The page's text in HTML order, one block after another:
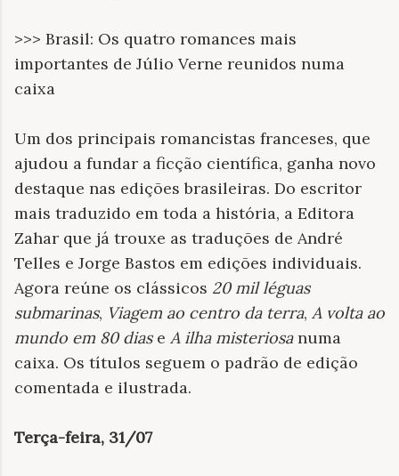
>>> Brasil: Os quatro romances mais
importantes de Júlio Verne reunidos numa
caixa
Um dos principais romancistas franceses, que
ajudou a fundar a ficção científica, ganha novo
destaque nas edições brasileiras. Do escritor
mais traduzido em toda a história, a Editora
Zahar que já trouxe as traduções de André
Telles e Jorge Bastos em edições individuais.
Agora reúne os clássicos 20 mil léguas
submarinas, Viagem ao centro da terra, A volta ao
mundo em 80 diase A ilha misteriosanuma
caixa. Os títulos seguem o padrão de edição
comentada e ilustrada.
Terça-feira, 31/07